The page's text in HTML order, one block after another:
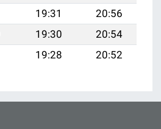
19:31
20:56
19:30
20:54
19:28 20:52